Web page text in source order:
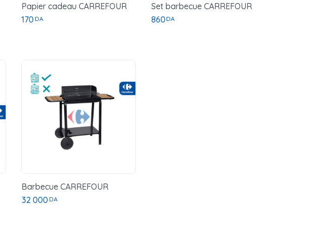
Papier cadeau CARREFOUR
170 DA
Set barbecue CARREFOUR
860 DA
Barbecue CARREFOUR
32 000 DA